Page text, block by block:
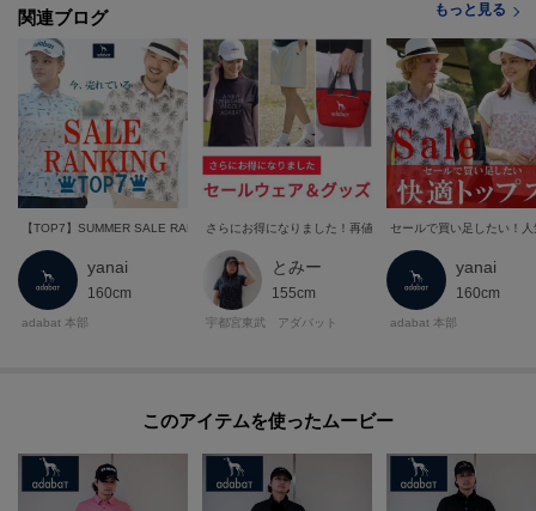
関連ブログ もっと見る
【TOP7】SUMMER SALE RANKING
yanai
160cm
adabat 本部
さらにお得になりました！再値下げ&セール追加ウェア&グッ
とみー
155cm
宇都宮東武 アダバット
セールで買い足したい！
yanai
160cm
adabat 本部
このアイテムを使ったムービー